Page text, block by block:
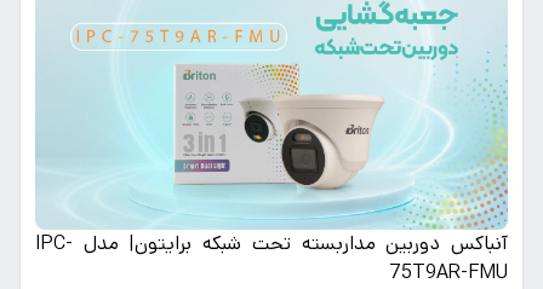
آنباکس دوربین مداربسته تحت شبکه برایتون| مدل IPC-
75T9AR-FMU